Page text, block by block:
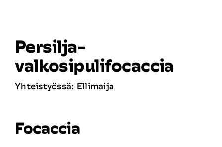
Tuotteet
Reseptit
Rekrytointi
Persilja-
valkosipulifocaccia
Yhteistyössä: Ellimaija
Focaccia